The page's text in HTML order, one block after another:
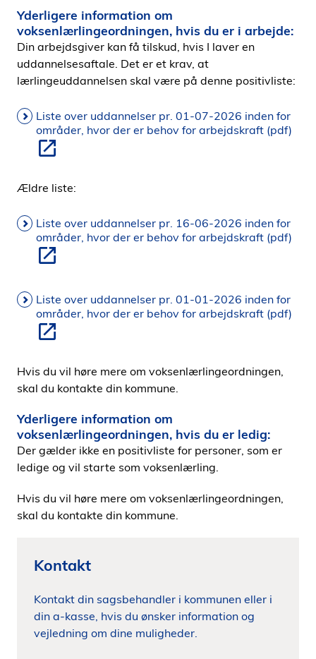
Yderligere information om
voksenlærlingeordningen, hvis du er i arbejde:
Din arbejdsgiver kan få tilskud, hvis I laver en
uddannelsesaftale. Det er et krav, at
lærlingeuddannelsen skal være på denne positivliste:
Liste over uddannelser pr. 01-07-2026 inden for
områder, hvor der er behov for arbejdskraft (pdf)
Ældre liste:
Liste over uddannelser pr. 16-06-2026 inden for
områder, hvor der er behov for arbejdskraft (pdf)
Liste over uddannelser pr. 01-01-2026 inden for
områder, hvor der er behov for arbejdskraft (pdf)
Hvis du vil høre mere om voksenlærlingeordningen,
skal du kontakte din kommune.
Yderligere information om
voksenlærlingeordningen, hvis du er ledig:
Der gælder ikke en positivliste for personer, som er
ledige og vil starte som voksenlærling.
Hvis du vil høre mere om voksenlærlingeordningen,
skal du kontakte din kommune.
Kontakt
Kontakt din sagsbehandler i kommunen eller i
din a-kasse, hvis du ønsker information og
vejledning om dine muligheder.